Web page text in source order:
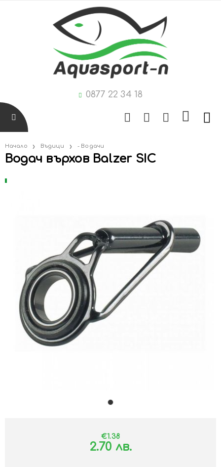
0877 22 34 18
Начало Въдици - Водачи
Водач върхов Balzer SIC
€1.38
2.70 лв.